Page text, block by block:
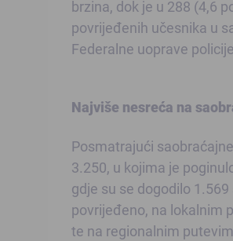
brzina, dok je u 288 (4,6
povrijeđenih učesnika u
Federalne uoprave
Najviše nesreća na
Posmatrajući
3.250, u kojima je
gdje su se dogodilo
povrijeđeno, na lokalnim
te na regionalnim